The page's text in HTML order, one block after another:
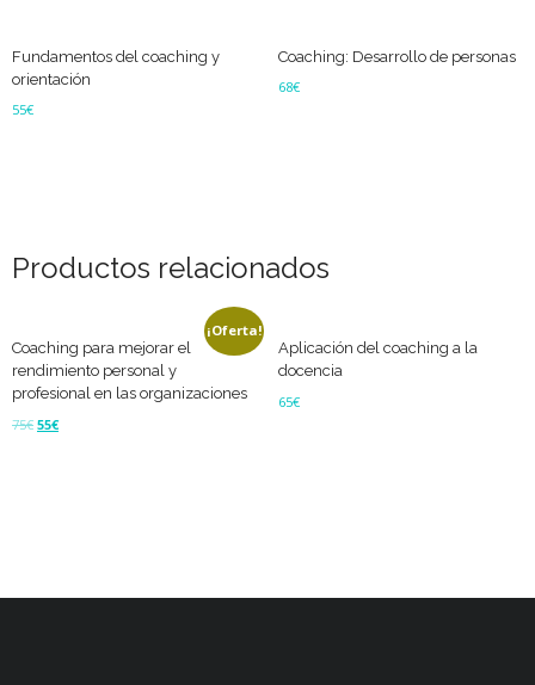
Fundamentos del coaching y
orientación
55€
Coaching: Desarrollo de personas
68€
Productos relacionados
¡Oferta!
Coaching para mejorar el
rendimiento personal y
profesional en las organizaciones
75€ 55€
Aplicación del coaching a la
docencia
65€